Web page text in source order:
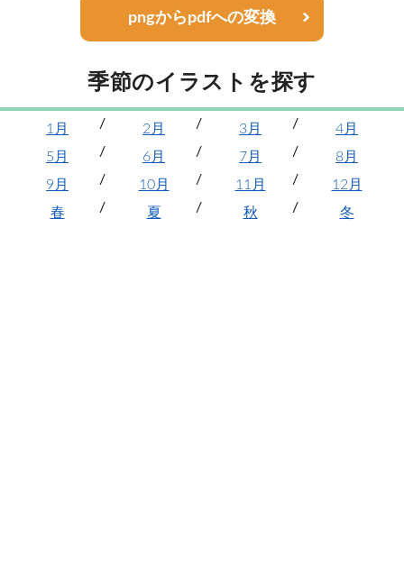
pngからpdfへの変換
季節のイラストを探す
1月 2月 3月
4月
5月
6月 7月
8月
9月
10月 11月
12月
春
夏 秋 冬